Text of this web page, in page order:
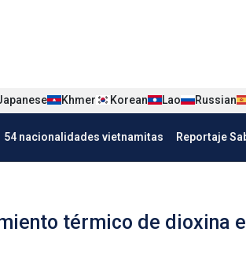
ban nha
Khmer Korean Lao Russian
54 nacionalidades vietnamitas Reportaje
térmico de dioxina